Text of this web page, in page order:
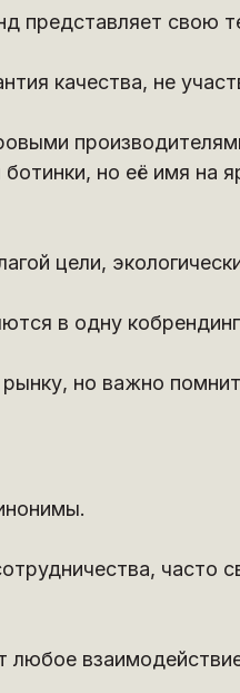
свою
качества, не
но её имя на
цели,
в одну
но важно
часто